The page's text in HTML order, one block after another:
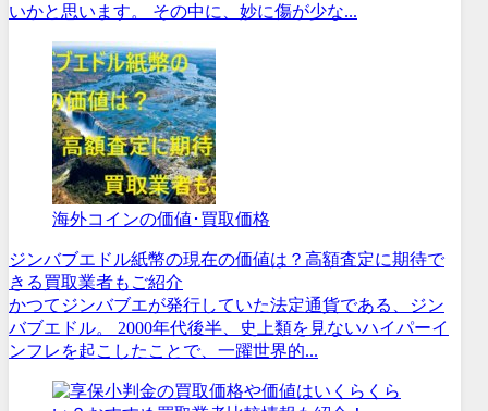
いかと思います。 その中に、妙に傷が少な...
海外コインの価値･買取価格
ジンバブエドル紙幣の現在の価値は？高額査定に期待で
きる買取業者もご紹介
かつてジンバブエが発行していた法定通貨である、ジン
バブエドル。 2000年代後半、史上類を見ないハイパーイ
ンフレを起こしたことで、一躍世界的...